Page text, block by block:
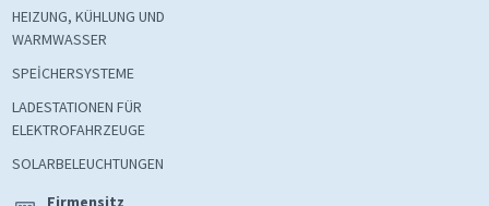
HEIZUNG, KÜHLUNG UND
WARMWASSER
SPEİCHERSYSTEME
LADESTATIONEN FÜR
ELEKTROFAHRZEUGE
SOLARBELEUCHTUNGEN
Firmensitz